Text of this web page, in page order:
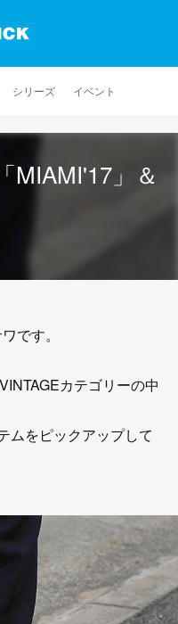
シリーズ イベント
MIAMI'17」＆
です。
カテゴリーの中
ムをピックアップして